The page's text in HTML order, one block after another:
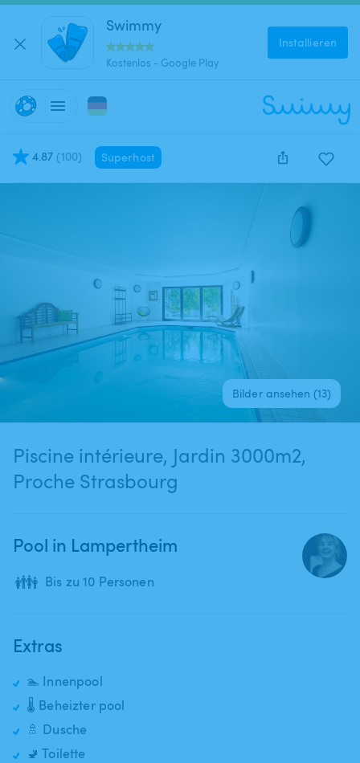
Swimmy
Kostenlos - Google Play
Installieren
4.87 (100) Superhost
Bilder ansehen (13)
Piscine intérieure,​ Jardin 3000m2,
Proche Strasbourg
Pool in Lampertheim
👪 Bis zu 10 Personen
Extras
🏊 Innenpool
🌡️ Beheizter pool
🚿 Dusche
🚽 Toilette